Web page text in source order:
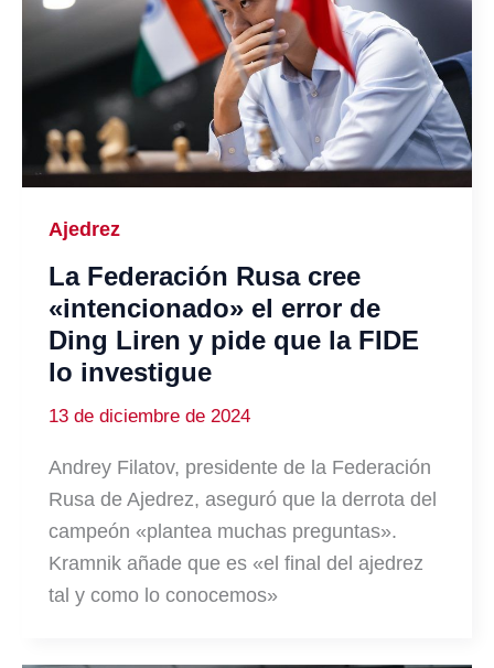
Ajedrez
La Federación Rusa cree
«intencionado» el error de
Ding Liren y pide que la FIDE
lo investigue
13 de diciembre de 2024
Andrey Filatov, presidente de la Federación
Rusa de Ajedrez, aseguró que la derrota del
campeón «plantea muchas preguntas».
Kramnik añade que es «el final del ajedrez
tal y como lo conocemos»